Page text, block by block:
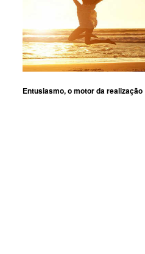
Entusiasmo, o motor da realização